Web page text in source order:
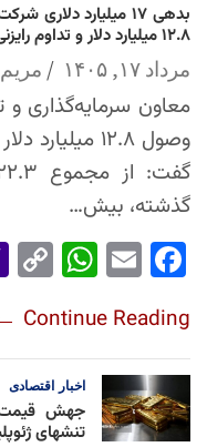
بدهی ۱۷ میلیارد
۱۲.۸ میلیارد دلار و تداوم رایزنی‌ها برای تسویه
مرداد ۱۷, ۱۴۰۵
معاون سرمایه‌گذاری
وصول ۱۲.۸
گذشته، بیش…
Fac
ok
Em
Wh
Ap
p
k
Continue Reading
اخبار اقتصادی
جهش قیمت
تنشهای